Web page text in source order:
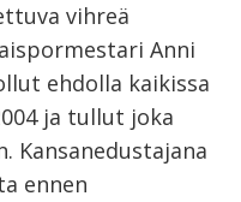
vihreä
Anni
ehdolla kaikissa
ja tullut joka
Kansanedustajana
ennen